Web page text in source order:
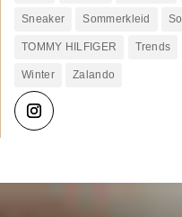
Sneaker Sommerkleid
TOMMY HILFIGER Trends
Winter Zalando